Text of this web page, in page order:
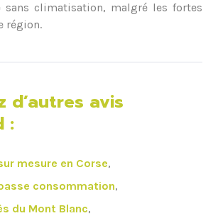
sans climatisation, malgré les fortes
région.
d’autres avis
:
mesure en Corse,
consommation,
du Mont Blanc,